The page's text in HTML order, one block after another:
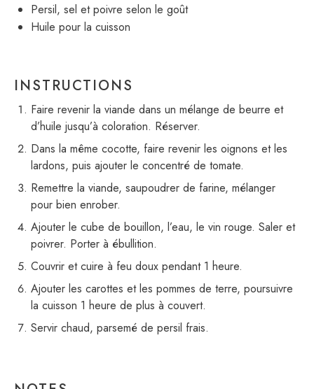
Persil, sel et poivre selon le goût
Huile pour la cuisson
INSTRUCTIONS
Faire revenir la viande dans un mélange de beurre et
d’huile jusqu’à coloration. Réserver.
Dans la même cocotte, faire revenir les oignons et les
lardons, puis ajouter le concentré de tomate.
Remettre la viande, saupoudrer de farine, mélanger
pour bien enrober.
Ajouter le cube de bouillon, l’eau, le vin rouge. Saler et
poivrer. Porter à ébullition.
Couvrir et cuire à feu doux pendant 1 heure.
Ajouter les carottes et les pommes de terre, poursuivre
la cuisson 1 heure de plus à couvert.
Servir chaud, parsemé de persil frais.